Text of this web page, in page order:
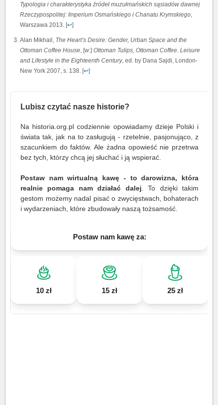
Typologia i charakterystyka źródeł muzułmańskich sąsiadów dawnej
Rzeczypospolitej: Imperium Osmańskiego i Chanatu Krymskiego,
Warszawa 2013. [↩]
Alan Mikhail, The Heart’s Desire: Gender, Urban Space and the
Ottoman Coffee House, [w:] Ottoman Tulips, Ottoman Coffee. Leisure
and Lifestyle in the Eighteenth Century, ed. by Dana Sajdi, London-
New York 2007, s. 138. [↩]
Lubisz czytać nasze historie?
Na historia.org.pl codziennie opowiadamy dzieje Polski i
świata tak, jak na to zasługują - rzetelnie, pasjonująco, z
szacunkiem do faktów. Ale żadna opowieść nie przetrwa
bez tych, którzy chcą jej słuchać i ją wspierać.
Postaw nam wirtualną kawę - to darowizna, która
realnie pomaga nam działać dalej . To dzięki takim
gestom możemy nadal pisać o zwycięstwach, bohaterach
i wydarzeniach, które zbudowały naszą tożsamość.
Postaw nam kawę za:
10 zł 15 zł 25 zł